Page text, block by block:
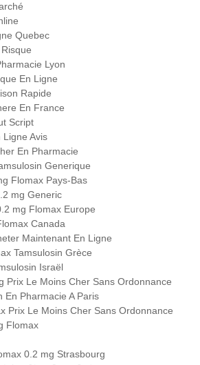
Quebec
Lyon
En Ligne
Rapide
En France
Script
Ligne Avis
En Pharmacie
Generique
Flomax Pays-Bas
mg Generic
mg Flomax Europe
Canada
Maintenant En Ligne
Tamsulosin Grèce
Israël
Prix Le Moins Cher Sans Ordonnance
En Pharmacie A Paris
Prix Le Moins Cher Sans Ordonnance
Flomax
0.2 mg Strasbourg